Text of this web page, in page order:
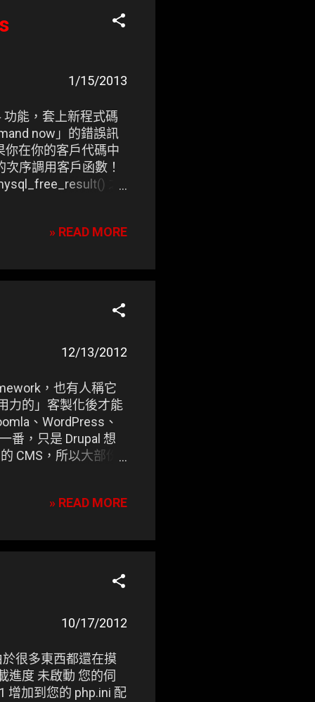
1/15/2013
功能，套上新程式碼
now」的錯誤訊
你在你的客戶代碼中
序調用客戶函數！
之
» READ MORE
12/13/2012
，也有人稱它
力的」客製化後才能
、WordPress、
番，只是 Drupal 想
CMS，所以大部份
» READ MORE
10/17/2012
很多東西都還在摸
進度 未啟動 您的伺
增加到您的 php.ini 配